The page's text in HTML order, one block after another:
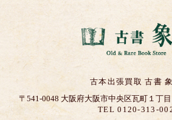
古本出張買取 古書
〒541-0048 大阪府大阪市中央区瓦町１丁
TEL 0120-313-